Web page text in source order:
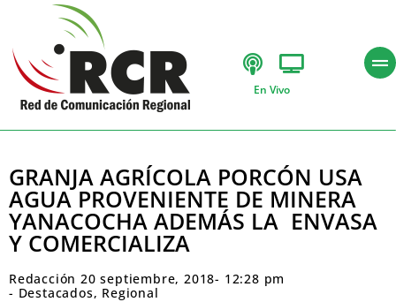
En Vivo
GRANJA AGRÍCOLA PORCÓN USA
AGUA PROVENIENTE DE MINERA
YANACOCHA ADEMÁS LA ENVASA
Y COMERCIALIZA
Redacción 20 septiembre, 2018- 12:28 pm
- Destacados, Regional